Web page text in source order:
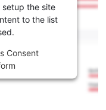
setup the site
to the list
Consent